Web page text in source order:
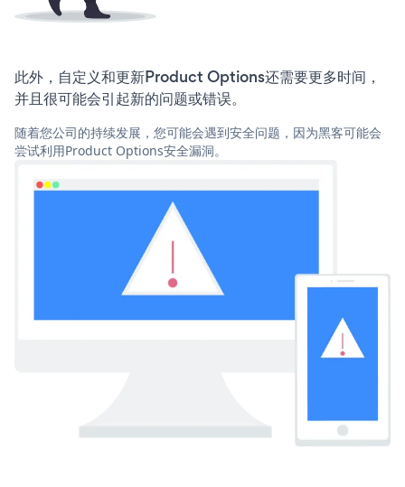
此外，自定义和更新Product Options还需要更多时间，
并且很可能会引起新的问题或错误。
随着您公司的持续发展，您可能会遇到安全问题，因为黑客可能会
尝试利用Product Options安全漏洞。